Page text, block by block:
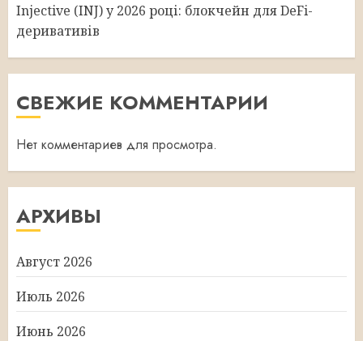
Injective (INJ) у 2026 році: блокчейн для DeFi-
деривативів
СВЕЖИЕ КОММЕНТАРИИ
Нет комментариев для просмотра.
АРХИВЫ
Август 2026
Июль 2026
Июнь 2026